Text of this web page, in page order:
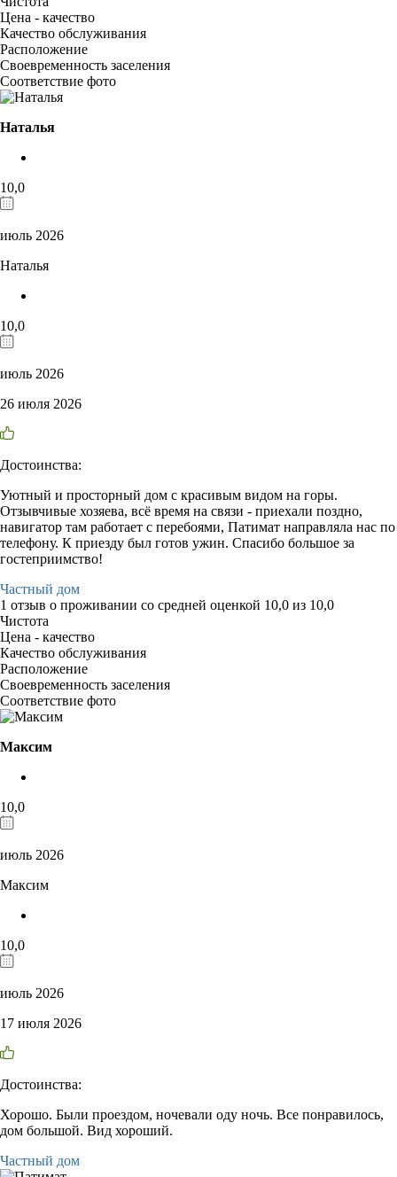
Цена - качество
Качество обслуживания
Расположение
Своевременность заселения
Соответствие фото
Наталья
10,0
июль 2026
Наталья
10,0
июль 2026
26 июля 2026
Достоинства:
Уютный и просторный дом с красивым видом на горы.
Отзывчивые хозяева, всё время на связи - приехали поздно,
навигатор там работает с перебоями, Патимат направляла нас по
телефону. К приезду был готов ужин. Спасибо большое за
гостеприимство!
Частный дом
1 отзыв о проживании со средней оценкой 10,0 из 10,0
Чистота
Цена - качество
Качество обслуживания
Расположение
Своевременность заселения
Соответствие фото
Максим
10,0
июль 2026
Максим
10,0
июль 2026
17 июля 2026
Достоинства:
Хорошо. Были проездом, ночевали оду ночь. Все понравилось,
дом большой. Вид хороший.
Частный дом